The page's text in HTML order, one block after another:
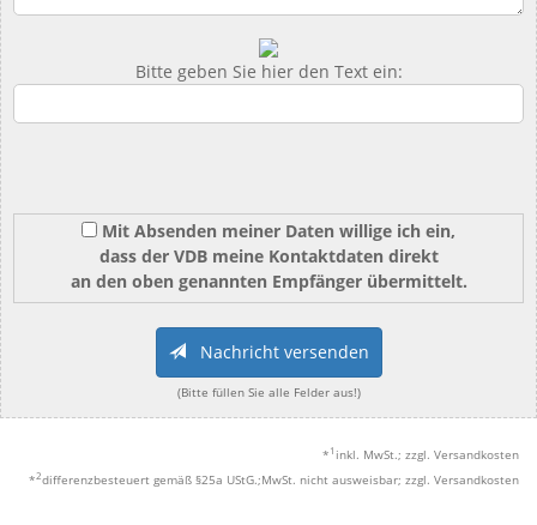
Bitte geben Sie hier den Text ein:
Mit Absenden meiner Daten willige ich ein,
dass der VDB meine Kontaktdaten direkt
an den oben genannten Empfänger übermittelt.
Nachricht versenden
(Bitte füllen Sie alle Felder aus!)
* 1 inkl. MwSt.; zzgl. Versandkosten
*2differenzbesteuert gemäß §25a UStG.;MwSt. nicht ausweisbar; zzgl. Versandkosten